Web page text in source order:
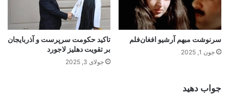
سرنوشت مبهم آرشیو افغان‌فلم
جون 1, 2025
تاکید حکومت سرپرست‌ و آذربایجان
بر تقویت دهلیز لاجورد
جولای 3, 2025
جواب دهید